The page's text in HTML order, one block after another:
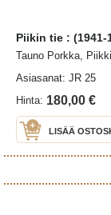
Piikin tie : (1941-
Tauno Porkka,
Asiasanat: JR 25
Hinta: 180,00 €
LISÄÄ